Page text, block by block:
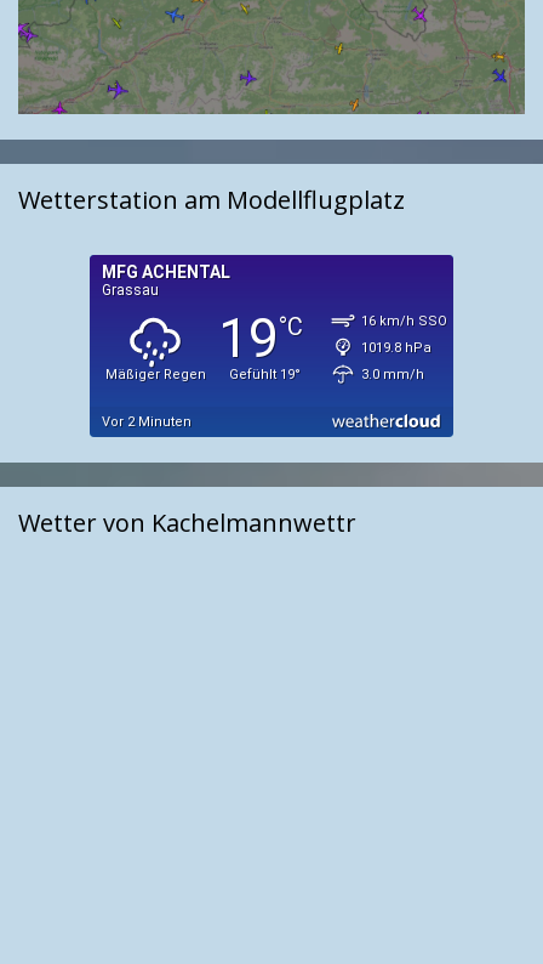
Wetterstation am Modellflugplatz
Wetter von Kachelmannwettr